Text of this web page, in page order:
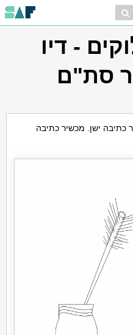
- דיו
סת"ם
כתיבה ישן. מכשיר כתיבה